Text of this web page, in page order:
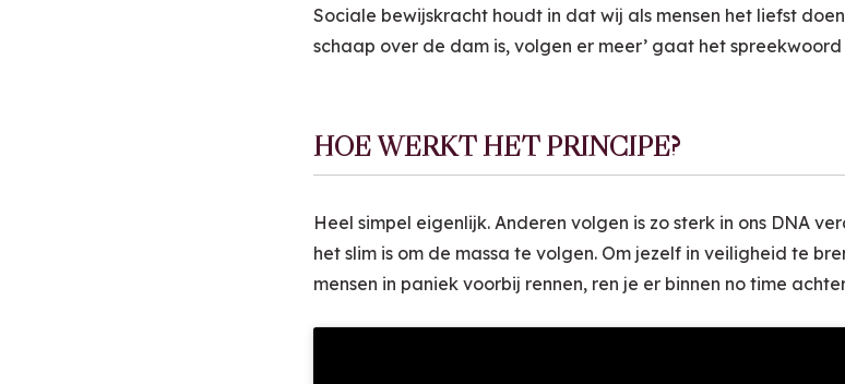
Sociale bewijskracht houdt in dat wij als mensen het liefst
schaap over de dam is, volgen er meer’ gaat het
HOE WERKT HET PRINCIPE?
Heel simpel eigenlijk. Anderen volgen is zo sterk in ons DNA
het slim is om de massa te volgen. Om jezelf in veiligheid te
mensen in paniek voorbij rennen, ren je er binnen no time